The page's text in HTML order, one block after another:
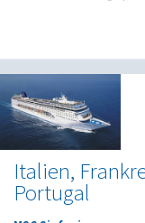
Italien,
Portugal